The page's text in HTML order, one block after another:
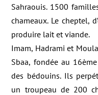
Sahraouis. 1500
chameaux. Le cheptel,
produire lait et viande.
Imam, Hadrami et
Sbaa, fondée au
des bédouins. Ils
un troupeau de 200